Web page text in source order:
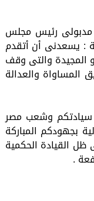
مدبولى رئيس مجلس
البرقية : يسعدنى أن أتقدم
وأطيب التمنيات بمناسبة مرور 70 عاماً على ذكري ثورة 23 يوليو المجيدة والتى وقف
والعدالة
سيادتكم وشعب مصر
بجهودكم المباركة
ظل القيادة الحكمية
.